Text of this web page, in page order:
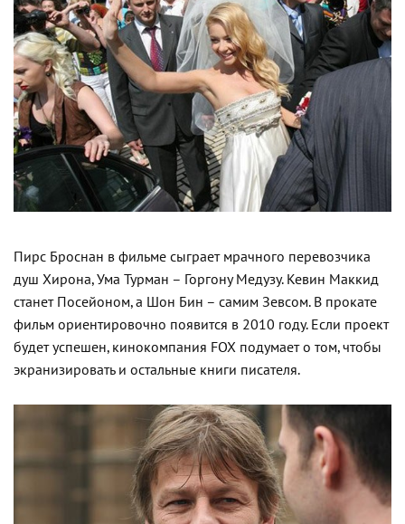
Пирс Броснан в фильме сыграет мрачного перевозчика
душ Хирона, Ума Турман – Горгону Медузу. Кевин Маккид
станет Посейоном, а Шон Бин – самим Зевсом. В прокате
фильм ориентировочно появится в 2010 году. Если проект
будет успешен, кинокомпания FOX подумает о том, чтобы
экранизировать и остальные книги писателя.